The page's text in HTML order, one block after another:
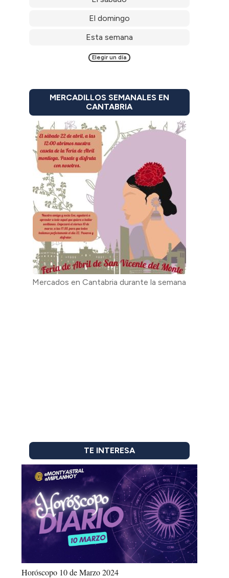
El domingo
Esta semana
Elegir un día
MERCADILLOS SEMANALES EN
CANTABRIA
Mercados en Cantabria durante la semana
TE INTERESA
Horóscopo 10 de Marzo 2024